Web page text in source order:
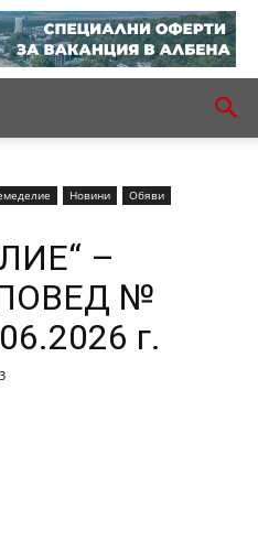
Новини
Обяви
–
№
г.